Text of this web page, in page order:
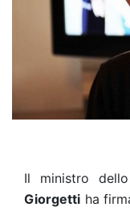
Il ministro
Giorgetti ha